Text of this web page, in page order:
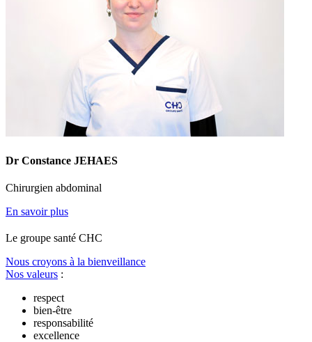
Dr Constance JEHAES
Chirurgien abdominal
En savoir plus
Le groupe santé CHC
Nous croyons à la bienveillance
Nos valeurs :
respect
bien-être
responsabilité
excellence